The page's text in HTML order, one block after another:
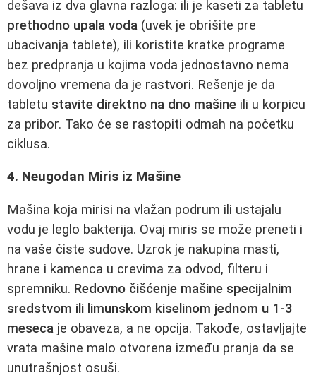
dešava iz dva glavna razloga: ili je kaseti za tabletu
prethodno upala voda (uvek je obrišite pre
ubacivanja tablete), ili koristite kratke programe
bez predpranja u kojima voda jednostavno nema
dovoljno vremena da je rastvori. Rešenje je da
tabletu stavite direktno na dno mašine ili u korpicu
za pribor. Tako će se rastopiti odmah na početku
ciklusa.
4. Neugodan Miris iz Mašine
Mašina koja mirisi na vlažan podrum ili ustajalu
vodu je leglo bakterija. Ovaj miris se može preneti i
na vaše čiste sudove. Uzrok je nakupina masti,
hrane i kamenca u crevima za odvod, filteru i
spremniku. Redovno čišćenje mašine specijalnim
sredstvom ili limunskom kiselinom jednom u 1-3
meseca je obaveza, a ne opcija. Takođe, ostavljajte
vrata mašine malo otvorena između pranja da se
unutrašnjost osuši.